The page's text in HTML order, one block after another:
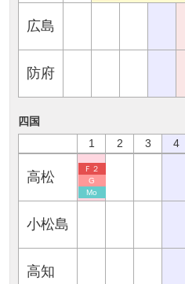
広島
防府
四国
1
2 3 4
高松
Ｆ２
G
Mo
小松島
高知